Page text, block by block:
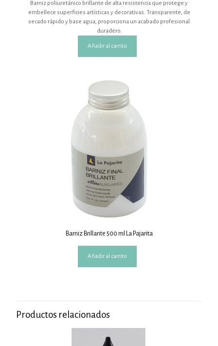
Barniz poliuretánico brillante de alta resistencia que protege y
embellece superficies artísticas y decorativas. Transparente, de
secado rápido y base agua, proporciona un acabado profesional
duradero.
Añadir al carrito
Barniz Brillante 500 ml La Pajarita
Añadir al carrito
Productos relacionados